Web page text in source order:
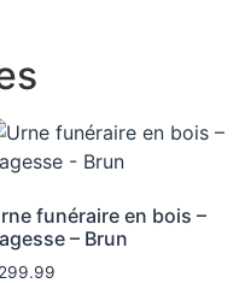
funéraire en bois –
– Brun
299.99